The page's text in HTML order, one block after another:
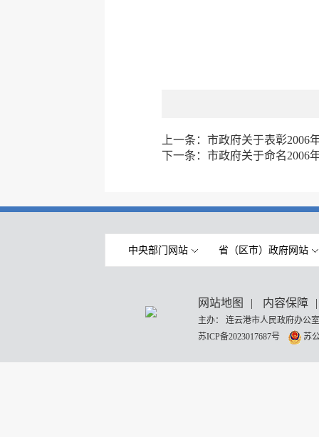
上一条： 市政府关于表彰2006
下一条： 市政府关于命名2006
中央部门网站 省（区市）政府网站
网站地图 | 内容保障 |
主办： 连云港市人民政府办
苏ICP备2023017687号
苏